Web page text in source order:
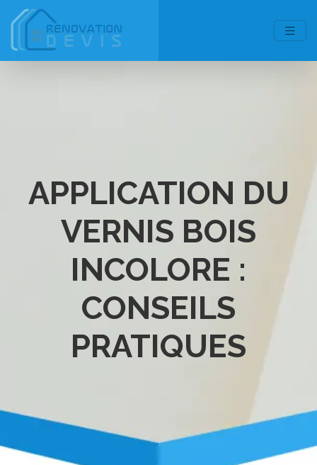
APPLICATION DU
VERNIS BOIS
INCOLORE :
CONSEILS
PRATIQUES